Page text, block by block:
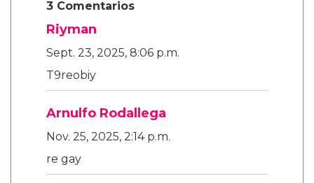
3 Comentarios
Riyman
Sept. 23, 2025, 8:06 p.m.
T9reobiy
Arnulfo Rodallega
Nov. 25, 2025, 2:14 p.m.
re gay